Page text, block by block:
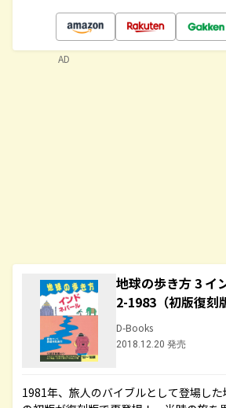
地球の歩き方 3 イ
2-1983（初版復刻
D-Books
2018.12.20 発売
1981年、旅人のバイブルとして登場し
AD